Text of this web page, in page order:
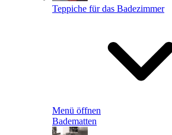
Teppiche für das Badezimmer
Menü öffnen
Badematten